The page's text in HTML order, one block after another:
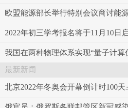
欧盟能源部长举行特别会议商讨能
2022年初三学考报名将于11月10日
我国在两种物理体系实现“量子计算
最新新闻
北京2022年冬奥会开幕倒计时100